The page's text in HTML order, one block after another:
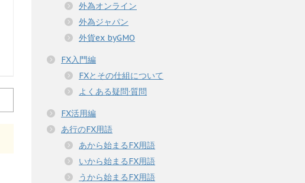
外為オンライン
外為ジャパン
外貨ex byGMO
FX入門編
FXとその仕組について
よくある疑問·質問
FX活用編
あ行のFX用語
あから始まるFX用語
いから始まるFX用語
うから始まるFX用語